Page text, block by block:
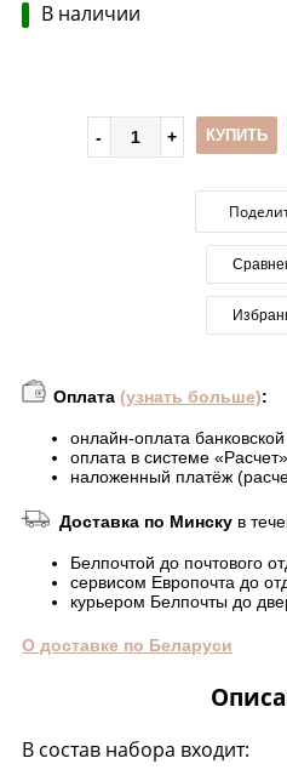
В наличии
КУПИТЬ
Оплата (узнать больше):
онлайн-оплата банковской
оплата в системе
наложенный платёж
Доставка по Минску в
Белпочтой до почтового
сервисом Европочта до
курьером Белпочты до
О доставке по Беларуси
В состав набора входит: